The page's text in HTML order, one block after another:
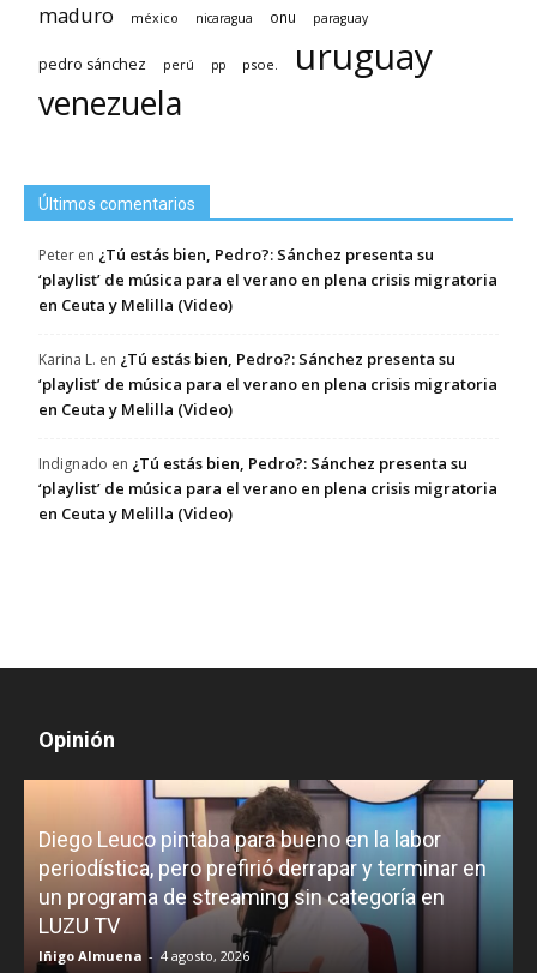
maduro méxico nicaragua onu paraguay
pedro sánchez perú pp psoe. uruguay
venezuela
Últimos comentarios
Peter en ¿Tú estás bien, Pedro?: Sánchez presenta su
‘playlist’ de música para el verano en plena crisis migratoria
en Ceuta y Melilla (Video)
Karina L. en ¿Tú estás bien, Pedro?: Sánchez presenta su
‘playlist’ de música para el verano en plena crisis migratoria
en Ceuta y Melilla (Video)
Indignado en ¿Tú estás bien, Pedro?: Sánchez presenta su
‘playlist’ de música para el verano en plena crisis migratoria
en Ceuta y Melilla (Video)
Opinión
Diego Leuco pintaba para bueno en la labor
periodística, pero prefirió derrapar y terminar en
un programa de streaming sin categoría en
LUZU TV
Iñigo Almuena - 4 agosto, 2026